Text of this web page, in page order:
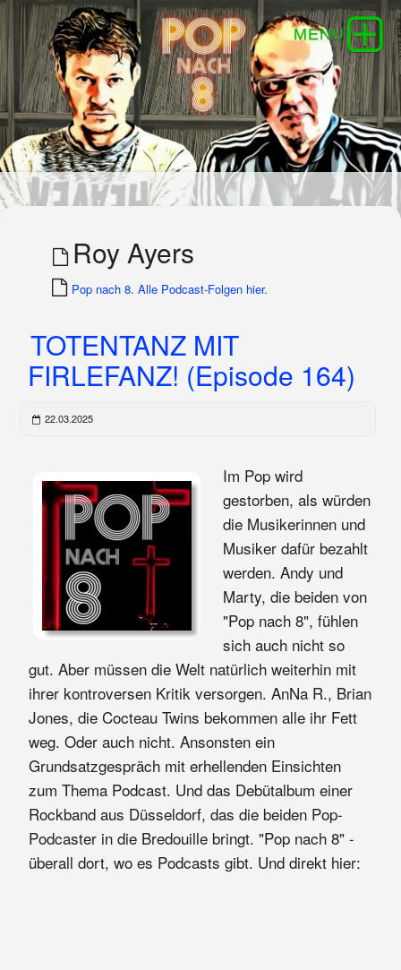
Roy Ayers
Pop nach 8. Alle Podcast-Folgen hier.
TOTENTANZ MIT
FIRLEFANZ! (Episode 164)
22.03.2025
Im Pop wird
gestorben, als würden
die Musikerinnen und
Musiker dafür bezahlt
werden. Andy und
Marty, die beiden von
"Pop nach 8", fühlen
sich auch nicht so
gut. Aber müssen die Welt natürlich weiterhin mit
ihrer kontroversen Kritik versorgen. AnNa R., Brian
Jones, die Cocteau Twins bekommen alle ihr Fett
weg. Oder auch nicht. Ansonsten ein
Grundsatzgespräch mit erhellenden Einsichten
zum Thema Podcast. Und das Debütalbum einer
Rockband aus Düsseldorf, das die beiden Pop-
Podcaster in die Bredouille bringt. "Pop nach 8" -
überall dort, wo es Podcasts gibt. Und direkt hier: